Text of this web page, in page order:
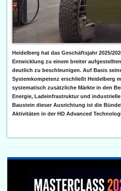
Heidelberg hat das Geschäftsjahr 2025/
Entwicklung zu einem breiter
deutlich zu beschleunigen. Auf Basis
Systemkompetenz erschließt Heidelberg
systematisch zusätzliche Märkte in den
Energie, Ladeinfrastruktur und
Baustein dieser Ausrichtung ist die
Aktivitäten in der HD Advanced